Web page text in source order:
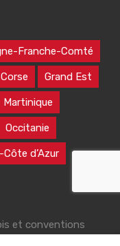
Franche-Comté
Corse Grand Est
Martinique
Occitanie
d’Azur
et conventions